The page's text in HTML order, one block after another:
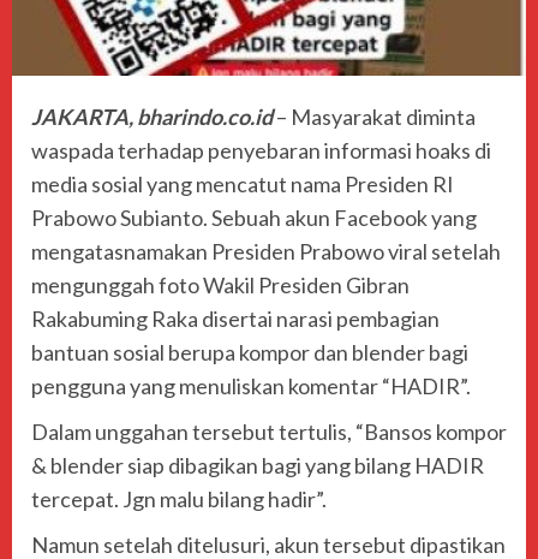
JAKARTA, bharindo.co.id– Masyarakat diminta
waspada terhadap penyebaran informasi hoaks di
media sosial yang mencatut nama Presiden RI
Prabowo Subianto. Sebuah akun Facebook yang
mengatasnamakan Presiden Prabowo viral setelah
mengunggah foto Wakil Presiden Gibran
Rakabuming Raka disertai narasi pembagian
bantuan sosial berupa kompor dan blender bagi
pengguna yang menuliskan komentar “HADIR”.
Dalam unggahan tersebut tertulis, “Bansos kompor
& blender siap dibagikan bagi yang bilang HADIR
tercepat. Jgn malu bilang hadir”.
Namun setelah ditelusuri, akun tersebut dipastikan